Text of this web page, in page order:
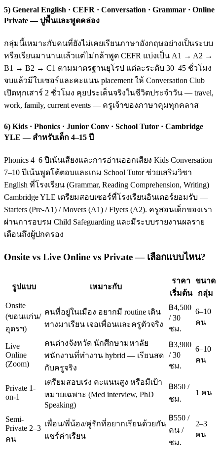
5) General English · CEFR · Conversation · Grammar · Online
Private — ปูพื้นและพูดคล่อง
กลุ่มนี้เหมาะกับคนที่ยังไม่เคยเรียนภาษาอังกฤษอย่างเป็นระบบ
หรือเรียนมานานแล้วแต่ไม่กล้าพูด CEFR แบ่งเป็น A1 → A2 →
B1 → B2 → C1 ตามมาตรฐานยุโรป แต่ละระดับ 30–45 ชั่วโมง
จบแล้วมีใบเซอร์และคะแนน placement ให้ Conversation Club
เปิดทุกเสาร์ 2 ชั่วโมง คุยประเด็นจริงในชีวิตประจำวัน — travel,
work, family, current events — ครูเจ้าของภาษาคุมทุกคลาส
6) Kids · Phonics · Junior Conv · School Tutor · Cambridge
YLE — สำหรับเด็ก 4–15 ปี
Phonics 4–6 ปีเน้นเสียงและการอ่านออกเสียง Kids Conversation
7–10 ปีเน้นพูดโต้ตอบและเกม School Tutor ช่วยเสริมวิชา
English ที่โรงเรียน (Grammar, Reading Comprehension, Writing)
Cambridge YLE เตรียมสอบเซอร์ที่โรงเรียนอินเตอร์ยอมรับ —
Starters (Pre-A1) / Movers (A1) / Flyers (A2). ครูสอนเด็กของเรา
ผ่านการอบรม Child Safeguarding และมีระบบรายงานผลราย
เดือนถึงผู้ปกครอง
Onsite vs Live Online vs Private — เลือกแบบไหน?
รูปแบบ เหมาะกับ
ราคา
เริ่มต้น
ขนาด
กลุ่ม
Onsite
(ขอนแก่น/
อุดรฯ)
คนที่อยู่ในเมือง อยากมี routine เดิน
ทางมาเรียน เจอเพื่อนและครูตัวจริง
฿4,500
/ 30
ชม.
6–10
คน
Live
Online
(Zoom)
คนต่างจังหวัด นักศึกษามหาลัย
พนักงานที่ทำงาน hybrid — เรียนสด
กับครูจริง
฿3,900
/ 30
ชม.
6–10
คน
Private 1-
on-1
เตรียมสอบเร่ง คะแนนสูง หรือมีเป้า
หมายเฉพาะ (Med interview, PhD
Speaking)
฿850 /
ชม.
1 คน
Semi-
Private 2–3
คน
เพื่อน/พี่น้อง/คู่รักที่อยากเรียนด้วยกัน
แชร์ค่าเรียน
฿550 /
คน /
ชม.
2–3
คน